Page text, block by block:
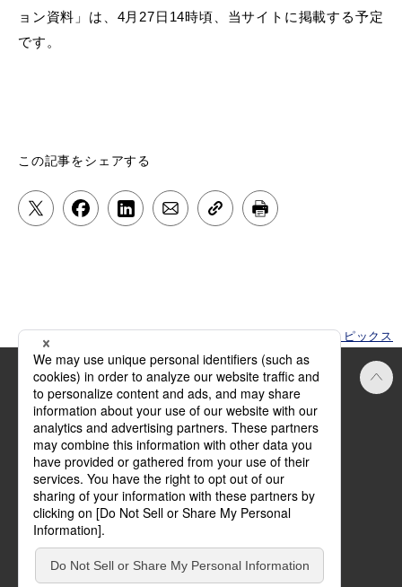
ョン資料」は、4月27日14時頃、当サイトに掲載する予定
です。
この記事をシェアする
トピックス
Official SNS
ご利用にあたって
方針・規約
サイトマップ